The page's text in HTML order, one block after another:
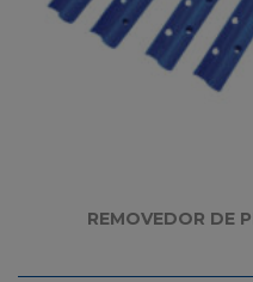
REMOVEDOR DE